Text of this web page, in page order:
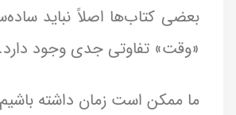
بعضی کتاب‌ها اصلاً نباید
«وقت» تفاوتی جدی وجود دارد.
ما ممکن است زمان داشته